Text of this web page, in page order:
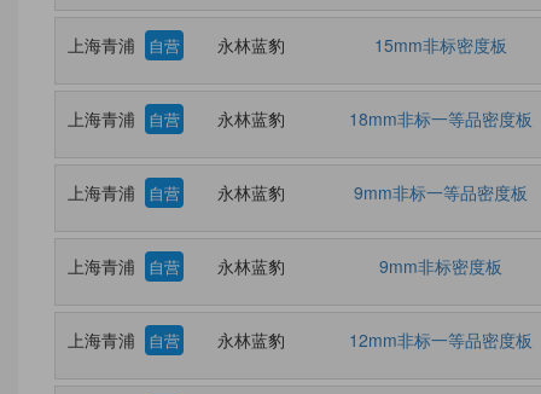
上海青浦 自营 永林蓝豹 15mm非标密度板
上海青浦 自营 永林蓝豹 18mm非标一等品密度板
上海青浦 自营 永林蓝豹 9mm非标一等品密度板
上海青浦 自营 永林蓝豹 9mm非标密度板
上海青浦 自营 永林蓝豹 12mm非标一等品密度板